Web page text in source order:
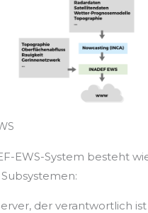
EWS-System besteht
der verantwortlich ist